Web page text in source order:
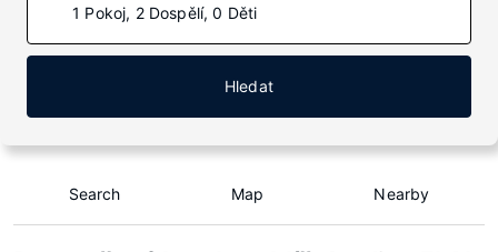
1 Pokoj, 2 Dospělí, 0 Děti
Hledat
Search Map Nearby